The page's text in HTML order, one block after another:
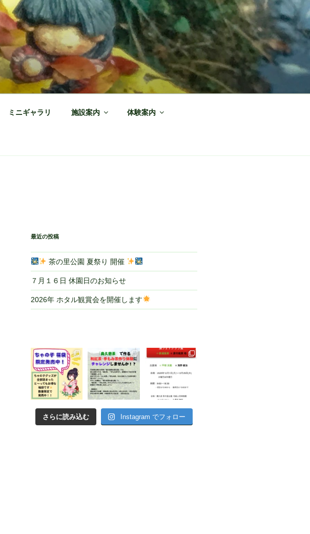
ジ
ミニギャラリ 施設案内 体験案内
最近の投稿
茶の里公園 夏祭り 開催
７月１６日 休園日のお知らせ
2026年 ホタル観賞会を開催します
さらに読み込む Instagram でフォロー